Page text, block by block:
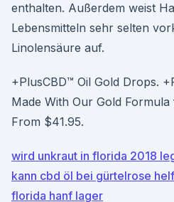
enthalten. Außerdem weist
Lebensmitteln sehr selten
Linolensäure auf.
+PlusCBD™ Oil Gold Drops.
Made With Our Gold
From $41.95.
wird unkraut in florida 2018
kann cbd öl bei gürtelrose
florida hanf lager